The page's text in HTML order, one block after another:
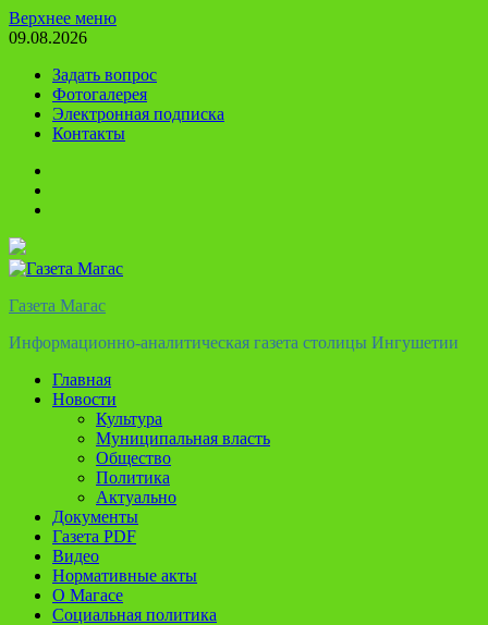
Перейти
к
Верхнее меню
09.08.2026
Задать вопрос
Фотогалерея
Электронная подписка
Контакты
Газета Магас
Информационно-аналитическая газета столицы Ингушетии
Главная
Новости
Культура
Муниципальная власть
Общество
Политика
Актуально
Документы
Газета PDF
Видео
Нормативные акты
О Магасе
Социальная политика